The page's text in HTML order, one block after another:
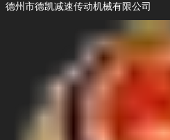
德州市德凯减速传动机械有限公司